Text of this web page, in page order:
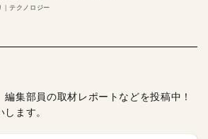
テクノロジー
集部員の取材レポートなどを投稿中！
ます。